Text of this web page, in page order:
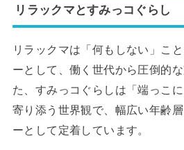
リラックマとすみっコぐらし
リラックマは「何もしない」こ
ーとして、働く世代から圧倒的
た、すみっコぐらしは「端っこ
寄り添う世界観で、幅広い年齢
ーとして定着しています。